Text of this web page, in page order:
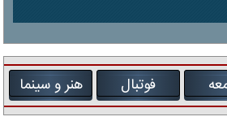
فوتبال هنر و سینما